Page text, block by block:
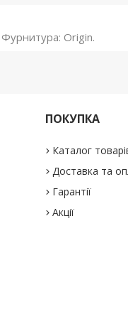
Фурнитура: Origin.
ПОКУПКА
Каталог
Доставка та
Гарантії
Акції